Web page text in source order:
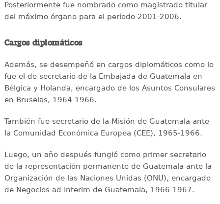
Posteriormente fue nombrado como magistrado titular
del máximo órgano para el período 2001-2006.
Cargos diplomáticos
Además, se desempeñó en cargos diplomáticos como lo
fue el de secretario de la Embajada de Guatemala en
Bélgica y Holanda, encargado de los Asuntos Consulares
en Bruselas, 1964-1966.
También fue secretario de la Misión de Guatemala ante
la Comunidad Económica Europea (CEE), 1965-1966.
Luego, un año después fungió como primer secretario
de la representación permanente de Guatemala ante la
Organización de las Naciones Unidas (ONU), encargado
de Negocios ad Interim de Guatemala, 1966-1967.